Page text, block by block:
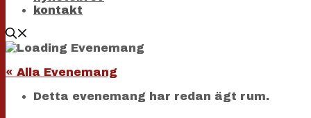
kontakt
« Alla Evenemang
Detta evenemang har redan ägt rum.